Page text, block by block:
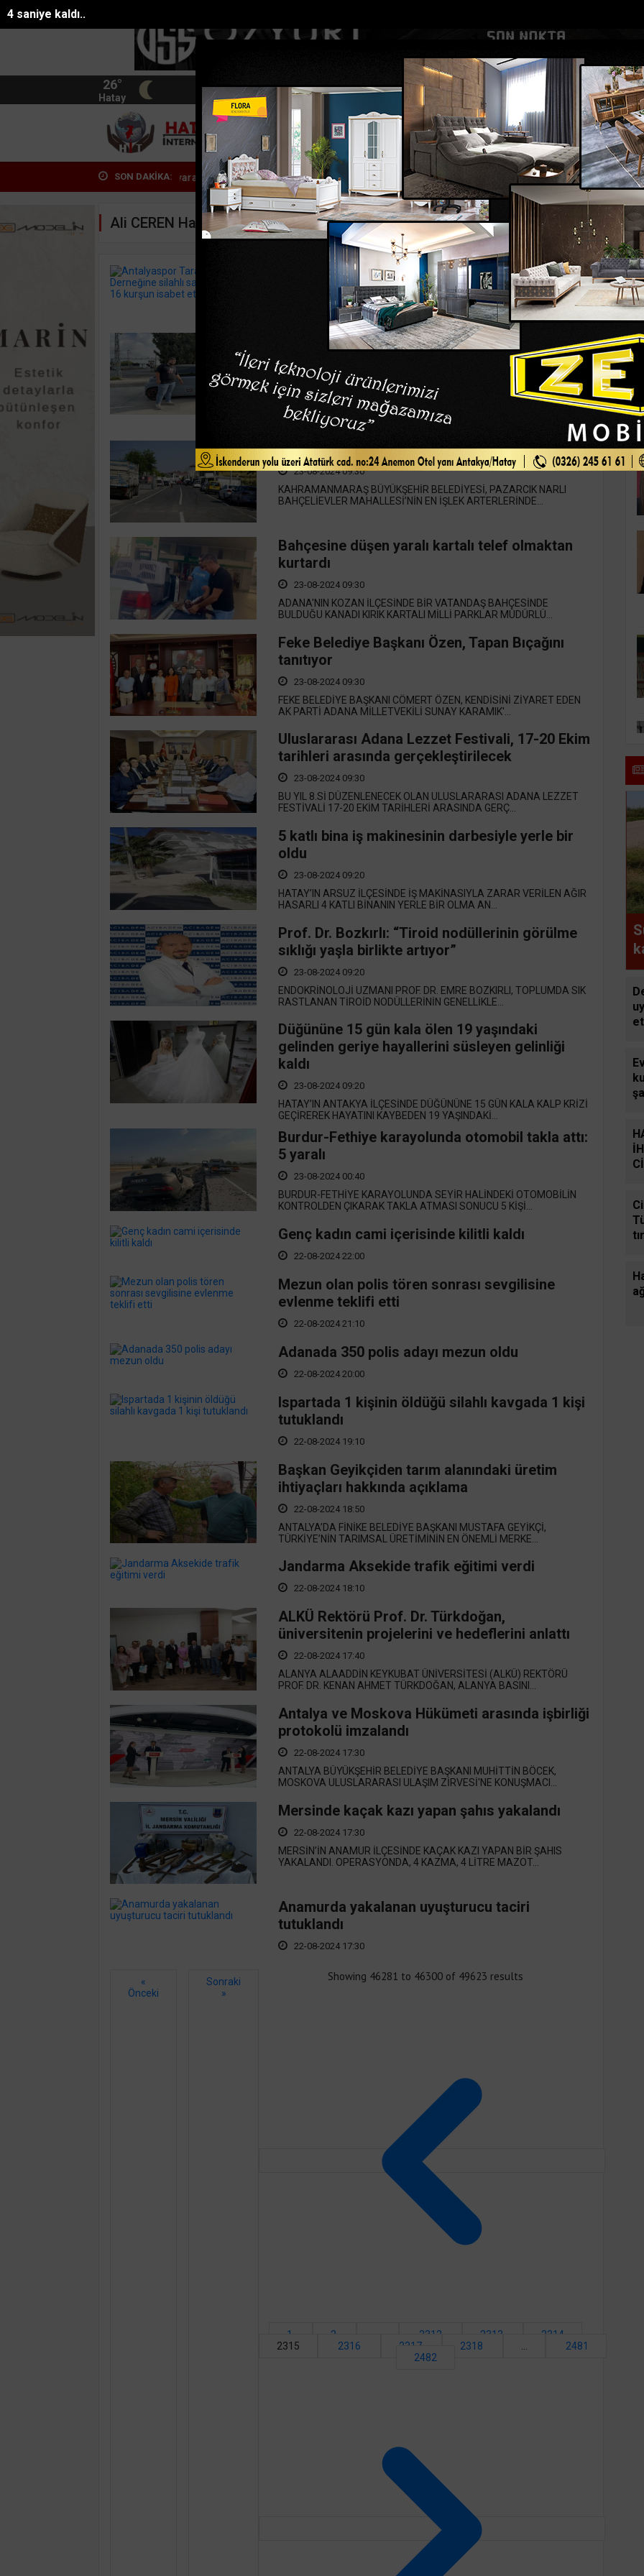
3 saniye kaldı..
26°
Hatay
BIST 13.744 DOLAR 46.2686 EURO 53.5186
HATAY GÜNDEM MAGAZİN KADIN-YAŞAM SPOR SAĞLIK
SON DAKİKA:
trafik kazası: 2 yaralı Denizde can pazarı: Dalgalara kapılan 2 kişi... Direğe konan 5 leylekten 3ü elektrik akımına...
Yazarlar Web TV
Ali CEREN Haberleri
Antalyaspor Taraftar Derneğine silahlı saldırıda
lokale 16 kurşun isabet etti
23-08-2024 09:50
Tır mini aracı oyuncak araba gibi önüne almıştı,
araç sürücüsü panik dolu saniyeler içerisinde
30 metre sürüklendi
23-08-2024 09:30
HATAY’DA SEYİR HALİNDEKİ TIR, AYNI İSTİKAMETTE İLERLEYEN AMİ
MODEL MİNİ ARACI ÖNÜNE ALARAK METRELERC...
Pazarcıkta yollar büyükşehir ile yenileniyor
23-08-2024 09:30
KAHRAMANMARAŞ BÜYÜKŞEHİR BELEDİYESİ, PAZARCIK NARLI
BAHÇELİEVLER MAHALLESİ’NİN EN İŞLEK ARTERLERİNDE...
Bahçesine düşen yaralı kartalı telef olmaktan
kurtardı
23-08-2024 09:30
ADANA'NIN KOZAN İLÇESİNDE BİR VATANDAŞ BAHÇESİNDE
BULDUĞU KANADI KIRIK KARTALI MİLLİ PARKLAR MÜDÜRLÜ...
Feke Belediye Başkanı Özen, Tapan Bıçağını
tanıtıyor
23-08-2024 09:30
FEKE BELEDİYE BAŞKANI CÖMERT ÖZEN, KENDİSİNİ ZİYARET EDEN
AK PARTİ ADANA MİLLETVEKİLİ SUNAY KARAMIK'...
Uluslararası Adana Lezzet Festivali, 17-20 Ekim
tarihleri arasında gerçekleştirilecek
23-08-2024 09:30
BU YIL 8.Sİ DÜZENLENECEK OLAN ULUSLARARASI ADANA LEZZET
FESTİVALİ 17-20 EKİM TARİHLERİ ARASINDA GERÇ...
5 katlı bina iş makinesinin darbesiyle yerle bir
oldu
23-08-2024 09:20
HATAY’IN ARSUZ İLÇESİNDE İŞ MAKİNASIYLA ZARAR VERİLEN AĞIR
HASARLI 4 KATLI BİNANIN YERLE BİR OLMA AN...
Prof. Dr. Bozkırlı: “Tiroid nodüllerinin görülme
sıklığı yaşla birlikte artıyor”
23-08-2024 09:20
ENDOKRİNOLOJİ UZMANI PROF. DR. EMRE BOZKIRLI, TOPLUMDA SIK
RASTLANAN TİROİD NODÜLLERİNİN GENELLİKLE...
Düğününe 15 gün kala ölen 19 yaşındaki
gelinden geriye hayallerini süsleyen gelinliği
kaldı
23-08-2024 09:20
HATAY’IN ANTAKYA İLÇESİNDE DÜĞÜNÜNE 15 GÜN KALA KALP KRİZİ
GEÇİREREK HAYATINI KAYBEDEN 19 YAŞINDAKİ...
Burdur-Fethiye karayolunda otomobil takla attı:
5 yaralı
23-08-2024 00:40
BURDUR-FETHİYE KARAYOLUNDA SEYİR HALİNDEKİ OTOMOBİLİN
KONTROLDEN ÇIKARAK TAKLA ATMASI SONUCU 5 KİŞİ...
Genç kadın cami içerisinde kilitli kaldı
22-08-2024 22:00
Mezun olan polis tören sonrası sevgilisine
evlenme teklifi etti
22-08-2024 21:10
Adanada 350 polis adayı mezun oldu
22-08-2024 20:00
Ispartada 1 kişinin öldüğü silahlı kavgada 1 kişi
tutuklandı
22-08-2024 19:10
Başkan Geyikçiden tarım alanındaki üretim
ihtiyaçları hakkında açıklama
22-08-2024 18:50
ANTALYA’DA FİNİKE BELEDİYE BAŞKANI MUSTAFA GEYİKÇİ,
TÜRKİYE’NİN TARIMSAL ÜRETİMİNİN EN ÖNEMLİ MERKE...
Jandarma Aksekide trafik eğitimi verdi
22-08-2024 18:10
ALKÜ Rektörü Prof. Dr. Türkdoğan,
üniversitenin projelerini ve hedeflerini anlattı
22-08-2024 17:40
ALANYA ALAADDİN KEYKUBAT ÜNİVERSİTESİ (ALKÜ) REKTÖRÜ
PROF. DR. KENAN AHMET TÜRKDOĞAN, ALANYA BASINI...
Antalya ve Moskova Hükümeti arasında işbirliği
protokolü imzalandı
22-08-2024 17:30
ANTALYA BÜYÜKŞEHİR BELEDİYE BAŞKANI MUHİTTİN BÖCEK,
MOSKOVA ULUSLARARASI ULAŞIM ZİRVESİ'NE KONUŞMACI...
Mersinde kaçak kazı yapan şahıs yakalandı
22-08-2024 17:30
MERSİN’İN ANAMUR İLÇESİNDE KAÇAK KAZI YAPAN BİR ŞAHIS
YAKALANDI. OPERASYONDA, 4 KAZMA, 4 LİTRE MAZOT...
Anamurda yakalanan uyuşturucu taciri
tutuklandı
22-08-2024 17:30
«
Önceki
Sonraki
»
Showing 46281 to 46300 of 49623 results
1 2 2312 2313
2314
2315
2316 2317 2318
2481
2482